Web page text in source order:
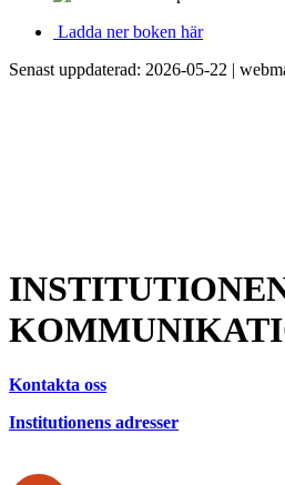
Ladda ner boken här
Senast uppdaterad: 2026-05-22 |
Kontakta oss
Institutionens adresser